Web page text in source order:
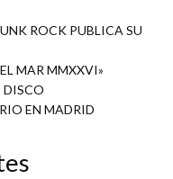
ROCK PUBLICA SU
MAR MMXXVI»
DISCO
EN MADRID